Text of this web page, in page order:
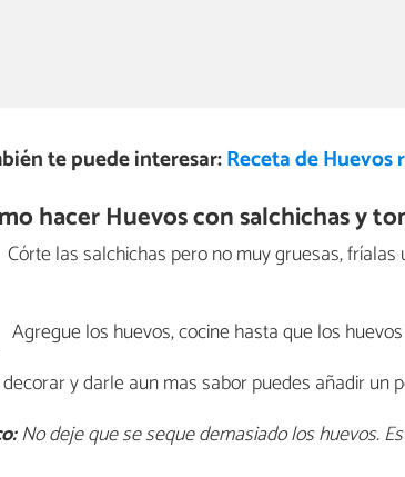
te puede interesar:Receta de
hacer Huevos con salchichas y
Córte las salchichas pero no muy gruesas,
Agregue los huevos, cocine hasta que los
y darle aun mas sabor puedes añadir un
No deje que se seque demasiado los huevos.